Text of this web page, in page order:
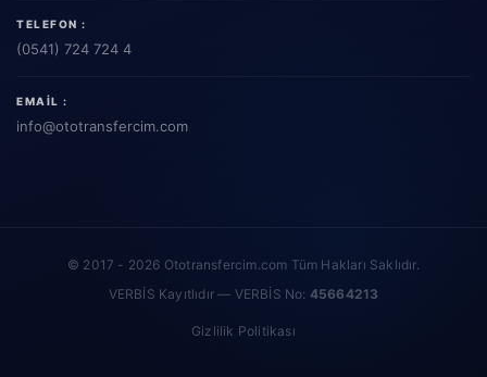
TELEFON :
(0541) 724 724 4
EMAIL :
info@ototransfercim.com
© 2017 - 2026 Ototransfercim.com Tüm Hakları Saklıdır.
VERBİS Kayıtlıdır — VERBİS No: 45664213
Gizlilik Politikası